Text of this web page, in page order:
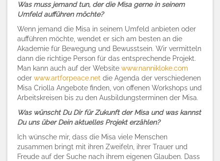
Was muss jemand tun, der die Misa gerne in seinem
Umfeld aufführen möchte?
Wenn jemand die Misa in seinem Umfeld anbieten oder
aufführen möchte, wendet er sich am besten an die
Akademie für Bewegung und Bewusstsein. Wir vermitteln
dann die richtige Person für das entsprechende Projekt.
Man kann auch auf der Website www.nannikloke.com
oder www.artforpeace.net die Agenda der verschiedenen
Misa Criolla Angebote finden, von offenen Workshops und
Arbeitskreisen bis zu den Ausbildungsterminen der Misa.
Was wünscht Du Dir für Zukunft der Misa und was kannst
Du uns über Dein aktuelles Projekt erzählen?
Ich wünsche mir, dass die Misa viele Menschen
zusammen bringt mit ihren Zweifeln, ihrer Trauer und
Freude auf der Suche nach ihrem eigenen Glauben. Dass